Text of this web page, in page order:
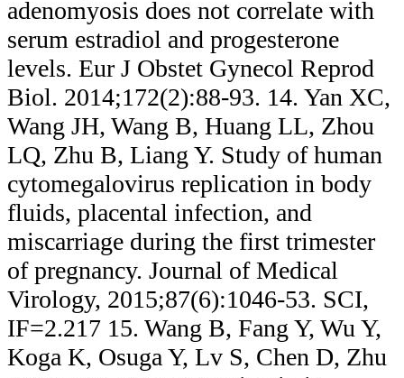
adenomyosis does not correlate with
serum estradiol and progesterone
levels. Eur J Obstet Gynecol Reprod
Biol. 2014;172(2):88-93. 14. Yan XC,
Wang JH, Wang B, Huang LL, Zhou
LQ, Zhu B, Liang Y. Study of human
cytomegalovirus replication in body
fluids, placental infection, and
miscarriage during the first trimester
of pregnancy. Journal of Medical
Virology, 2015;87(6):1046-53. SCI,
IF=2.217 15. Wang B, Fang Y, Wu Y,
Koga K, Osuga Y, Lv S, Chen D, Zhu